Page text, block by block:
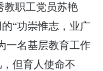
教职工党员苏艳
“功崇惟志，业广
一名基层教育工作
但育人使命不